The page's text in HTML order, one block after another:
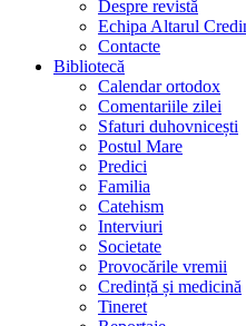
Despre revistă
Echipa Altarul
Contacte
Bibliotecă
Calendar ortodox
Comentariile zilei
Sfaturi duhovnicești
Postul Mare
Predici
Familia
Catehism
Interviuri
Societate
Provocările vremii
Credință și medicină
Tineret